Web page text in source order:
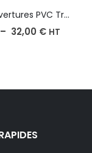
100 Couvertures PVC Transparent, Format A3-A4-A5
– 32,00 € HT